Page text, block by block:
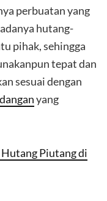
perbuatan yang
hutang-
pihak, sehingga
tepat dan
sesuai dengan
yang
Piutang di